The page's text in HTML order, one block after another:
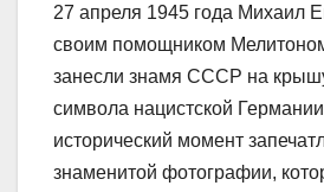
27 апреля 1945 года Михаил
своим помощником
занесли знамя СССР на
символа нацистской
исторический момент
знаменитой фотографии,